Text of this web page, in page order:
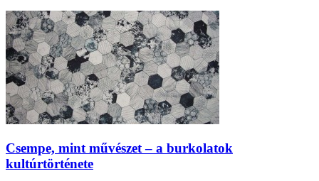
Csempe, mint művészet – a burkolatok
kultúrtörténete